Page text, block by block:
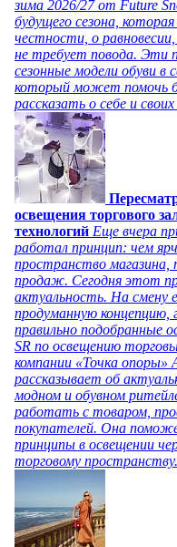
зима 2026/27 от Future
будущего сезона,
честности, о
не требует повода. Эти
сезонные модели обуви в
который может помочь
рассказать о себе и
освещения торгового
технологий Еще вчера
работал принцип: чем
пространство магазина,
продаж. Сегодня этот
актуальность. На смену
продуманную концепцию,
правильно подобранные
SR по освещению
компании «Точка опоры»
рассказывает об
модном и обувном
работать с товаром,
покупателей. Она
принципы в освещении
торговому пространству.